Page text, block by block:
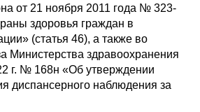
от 21 ноября 2011 года № 323-
здоровья граждан в
(статья 46), а также во
Министерства здравоохранения
г. № 168н «Об утверждении
диспансерного наблюдения за